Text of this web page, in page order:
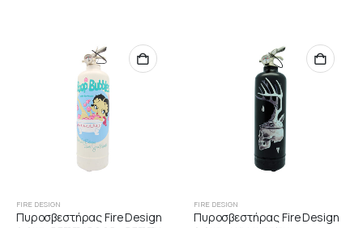
FIRE DESIGN
Πυροσβεστήρας Fire Design
FIRE DESIGN
Πυροσβεστήρας Fire Design